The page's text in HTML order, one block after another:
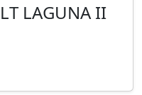
LAGUNA II